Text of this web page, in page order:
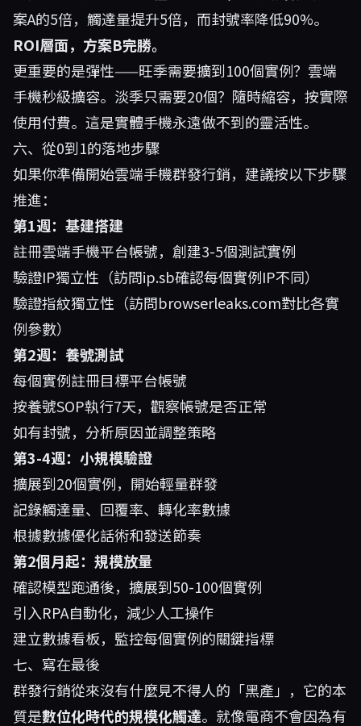
案A的5倍，觸達量提升5倍，而封號率降低90%。
ROI層面，方案B完勝。
更重要的是彈性——旺季需要擴到100個實例？雲端
手機秒級擴容。淡季只需要20個？隨時縮容，按實際
使用付費。這是實體手機永遠做不到的靈活性。
六、從0到1的落地步驟
如果你準備開始雲端手機群發行銷，建議按以下步驟
推進：
第1週：基建搭建
註冊雲端手機平台帳號，創建3-5個測試實例
驗證IP獨立性（訪問ip.sb確認每個實例IP不同）
驗證指紋獨立性（訪問browserleaks.com對比各實
例參數）
第2週：養號測試
每個實例註冊目標平台帳號
按養號SOP執行7天，觀察帳號是否正常
如有封號，分析原因並調整策略
第3-4週：小規模驗證
擴展到20個實例，開始輕量群發
記錄觸達量、回覆率、轉化率數據
根據數據優化話術和發送節奏
第2個月起：規模放量
確認模型跑通後，擴展到50-100個實例
引入RPA自動化，減少人工操作
建立數據看板，監控每個實例的關鍵指標
七、寫在最後
群發行銷從來沒有什麼見不得人的「黑產」，它的本
質是數位化時代的規模化觸達。就像電商不會因為有